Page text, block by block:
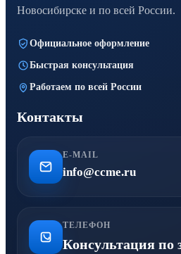
Новосибирске и по всей России.
Официальное оформление
Быстрая консультация
Работаем по всей России
Контакты
E-MAIL
info@ccme.ru
ТЕЛЕФОН
Консультация по